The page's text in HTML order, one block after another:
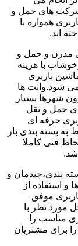
شرکت های حمل و
همواره با
اند.
مدرن و حمل و
با هزینه
باربری
شود.وانت ها
شهرها بسیار
حمل و نقل
حرفه ای
بسته بندی بار
فنی کاملا
بندی،چیدمان و
و استفاده از
موفق
مورد نظر با
مناسب را
برای مشتریان